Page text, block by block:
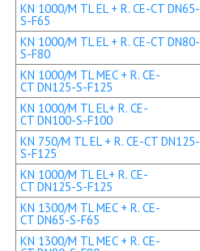
KN 1000/M TL EL + R. CE-CT DN65-
S-F65
KN 1000/M TL EL + R. CE-CT DN80-
S-F80
KN 1000/M TL MEC + R. CE-
CT DN125-S-F125
KN 1000/M TL EL+ R. CE-
CT DN100-S-F100
KN 750/M TL EL + R. CE-CT DN125-
S-F125
KN 1000/M TL EL+ R. CE-
CT DN125-S-F125
KN 1300/M TL MEC + R. CE-
CT DN65-S-F65
KN 1300/M TL MEC + R. CE-